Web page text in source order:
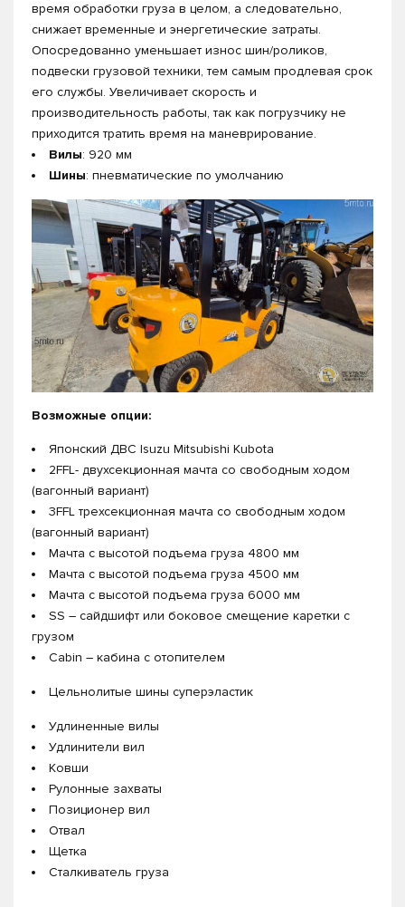
время обработки груза в целом, а следовательно,
снижает временные и энергетические затраты.
Опосредованно уменьшает износ шин/роликов,
подвески грузовой техники, тем самым продлевая срок
его службы. Увеличивает скорость и
производительность работы, так как погрузчику не
приходится тратить время на маневрирование.
Вилы: 920 мм
Шины: пневматические по умолчанию
Возможные опции:
Японский ДВС Isuzu Mitsubishi Kubota
2FFL- двухсекционная мачта со свободным ходом
(вагонный вариант)
3FFL трехсекционная мачта со свободным ходом
(вагонный вариант)
Мачта с высотой подъема груза 4800 мм
Мачта с высотой подъема груза 4500 мм
Мачта с высотой подъема груза 6000 мм
SS – сайдшифт или боковое смещение каретки с
грузом
Cabin – кабина с отопителем
Цельнолитые шины суперэластик
Удлиненные вилы
Удлинители вил
Ковши
Рулонные захваты
Позиционер вил
Отвал
Щетка
Сталкиватель груза